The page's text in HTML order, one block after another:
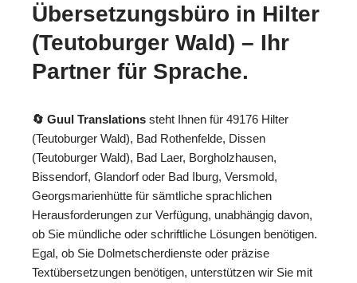
Übersetzungsbüro in Hilter
(Teutoburger Wald) – Ihr
Partner für Sprache.
🔄 Guul Translations steht Ihnen für 49176 Hilter
(Teutoburger Wald), Bad Rothenfelde, Dissen
(Teutoburger Wald), Bad Laer, Borgholzhausen,
Bissendorf, Glandorf oder Bad Iburg, Versmold,
Georgsmarienhütte für sämtliche sprachlichen
Herausforderungen zur Verfügung, unabhängig davon,
ob Sie mündliche oder schriftliche Lösungen benötigen.
Egal, ob Sie Dolmetscherdienste oder präzise
Textübersetzungen benötigen, unterstützen wir Sie mit